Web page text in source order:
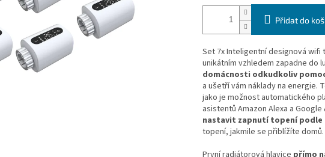
Přidat do
Set 7x Inteligentní designová
unikátním vzhledem zapadne do
domácnosti odkudkoliv
a ušetří vám náklady na energie.
jako je možnost automatického
asistentů Amazon Alexa a
nastavit zapnutí topení podle
topení, jakmile se přiblížíte domů.